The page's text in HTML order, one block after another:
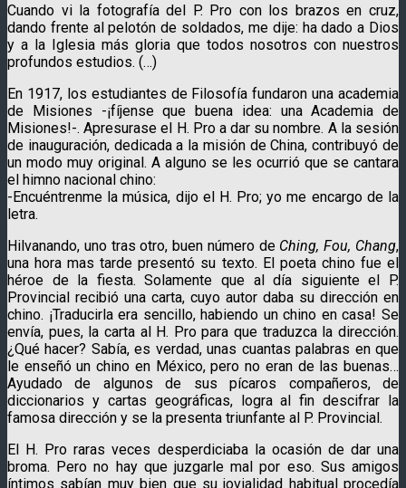
Cuando vi la fotografía del P. Pro con los brazos en cruz,
dando frente al pelotón de soldados, me dije: ha dado a Dios
y a la Iglesia más gloria que todos nosotros con nuestros
profundos estudios. (…)
En 1917, los estudiantes de Filosofía fundaron una academia
de Misiones -¡fíjense que buena idea: una Academia de
Misiones!-. Apresurase el H. Pro a dar su nombre. A la sesión
de inauguración, dedicada a la misión de China, contribuyó de
un modo muy original. A alguno se les ocurrió que se cantara
el himno nacional chino:
-Encuéntrenme la música, dijo el H. Pro; yo me encargo de la
letra.
Hilvanando, uno tras otro, buen número de Ching, Fou, Chang,
una hora mas tarde presentó su texto. El poeta chino fue el
héroe de la fiesta. Solamente que al día siguiente el P.
Provincial recibió una carta, cuyo autor daba su dirección en
chino. ¡Traducirla era sencillo, habiendo un chino en casa! Se
envía, pues, la carta al H. Pro para que traduzca la dirección.
¿Qué hacer? Sabía, es verdad, unas cuantas palabras en que
le enseñó un chino en México, pero no eran de las buenas…
Ayudado de algunos de sus pícaros compañeros, de
diccionarios y cartas geográficas, logra al fin descifrar la
famosa dirección y se la presenta triunfante al P. Provincial.
El H. Pro raras veces desperdiciaba la ocasión de dar una
broma. Pero no hay que juzgarle mal por eso. Sus amigos
íntimos sabían muy bien que su jovialidad habitual procedía